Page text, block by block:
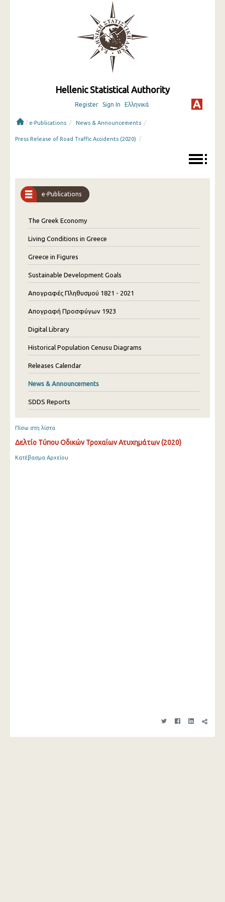
Hellenic Statistical Authority
Register Sign In Ελληνικά
/ e-Publications / News & Announcements /
Press Release of Road Traffic Accidents (2020) /
e-Publications
The Greek Economy
Living Conditions in Greece
Greece in Figures
Sustainable Development Goals
Απογραφές Πληθυσμού 1821 - 2021
Απογραφή Προσφύγων 1923
Digital Library
Historical Population Cenusu Diagrams
Releases Calendar
News & Announcements
SDDS Reports
Πίσω στη λίστα
Δελτίο Τύπου Οδικών Τροχαίων Ατυχημάτων (2020)
Κατέβασμα Αρχείου